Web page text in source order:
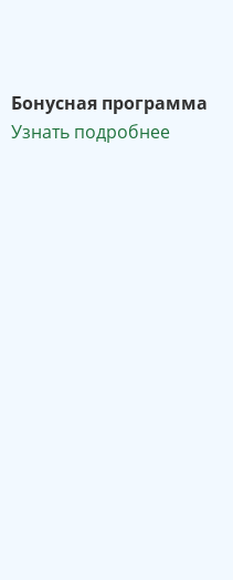
Бонусная программа
Узнать подробнее